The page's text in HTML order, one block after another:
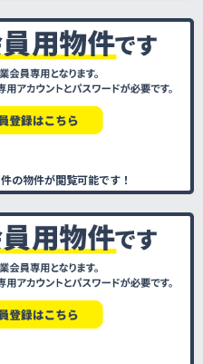
件の物件が閲覧可能です！